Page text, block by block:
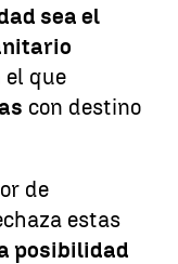
sea el
el que
con destino
de
estas
posibilidad